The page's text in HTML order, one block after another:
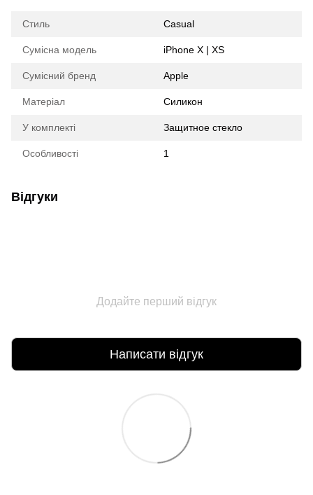
Стиль Casual
Сумісна модель iPhone X | XS
Сумісний бренд Apple
Матеріал Силикон
У комплекті Защитное стекло
Особливості 1
Відгуки
Додайте перший відгук
Написати відгук